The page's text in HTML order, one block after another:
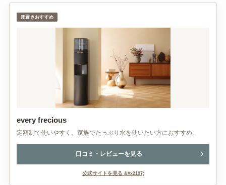
床置きおすすめ
every frecious
定額制で使いやすく、家族でたっぷり水を使いたい方におすすめ。
口コミ・レビューを見る
公式サイトを見る